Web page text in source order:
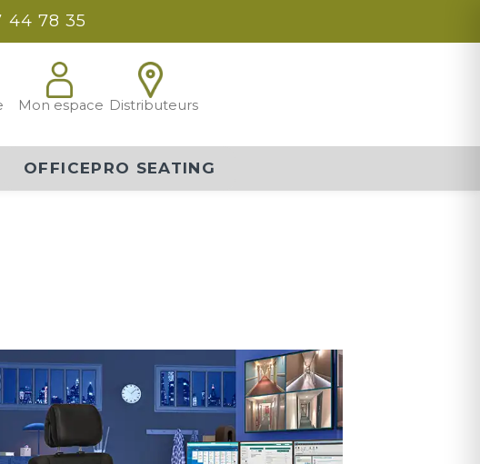
44 78 35
Mon espace Distributeurs
OFFICEPRO SEATING